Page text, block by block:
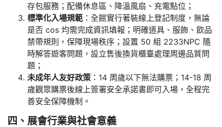
存包服務；配備休息區、降溫風扇、充電點位；
標準化入場規範 ：全館實行著裝線上登記制度，無論
是否 cos 均需完成資訊填報；明確道具、服飾、飲品
禁帶規則，保障現場秩序；設置 50 組 2233NPC 隨
時解答遊客問題，設立售後換貨櫃臺處理周邊品質問
題；
未成年人友好政策：14 周歲以下無法購票；14-18 周
歲觀眾購票後線上簽署安全承諾書即可入場，全程完
善安全保障機制。
四、展會行業與社會意義